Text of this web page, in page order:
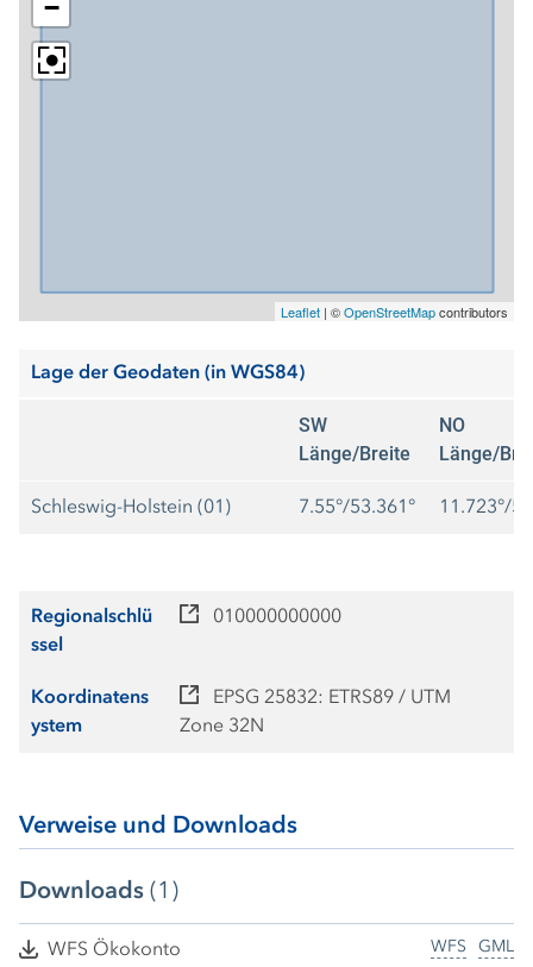
−
Leaflet | ©OpenStreetMapcontributors
Lage der Geodaten (in WGS84)
SW
Länge/Breite
NO
Länge/
Schleswig-Holstein (01) 7.55°/53.361° 11.723°/
Regionalschlü
ssel
010000000000
Koordinatens
ystem
EPSG 25832: ETRS89 / UTM
Zone 32N
Verweise und Downloads
Downloads (1)
GML
WFS
WFS Ökokonto